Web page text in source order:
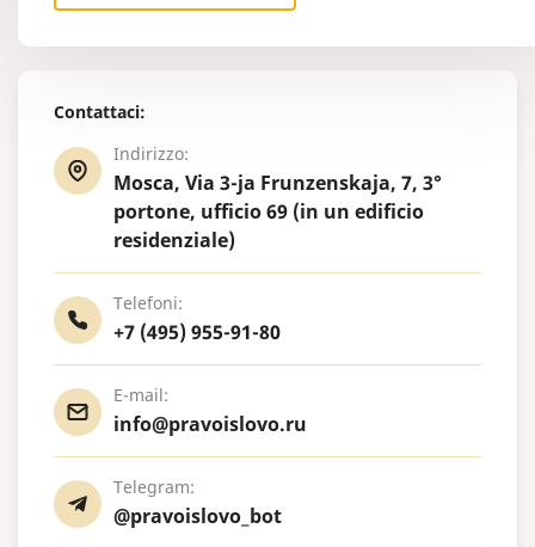
Contattaci:
Indirizzo:
Mosca, Via 3-ja Frunzenskaja, 7, 3°
portone, ufficio 69 (in un edificio
residenziale)
Telefoni:
+7 (495) 955-91-80
E-mail:
info@pravoislovo.ru
Telegram:
@pravoislovo_bot